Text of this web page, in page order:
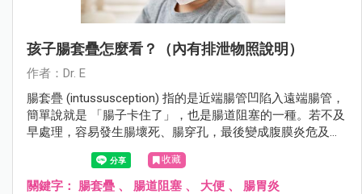
孩子腸套疊怎麼看？（內有排泄物照說明）
作者：Dr. E
腸套疊 (intussusception) 指的是近端腸管凹陷入遠端腸管，
簡單說就是 「腸子卡住了」，也是腸道阻塞的一種。若不及
早處理，容易發生腸壞死、腸穿孔，最後變成腹膜炎危及生
收藏
關鍵字： 腸套疊 、 腸道阻塞 、 大便 、 腸胃炎